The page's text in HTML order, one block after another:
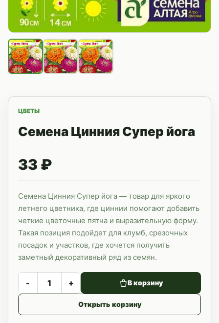
ЦВЕТЫ
Семена Цинния Супер йога
33 ₽
Семена Цинния Супер йога — товар для яркого
летнего цветника, где циннии помогают добавить
четкие цветочные пятна и выразительную форму.
Такая позиция подойдет для клумб, срезочных
посадок и участков, где хочется получить
заметный декоративный ряд из семян.
- + В корзину
Открыть корзину